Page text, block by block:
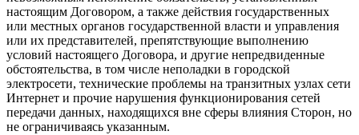
настоящим Договором, а также действия государственных
или местных органов государственной власти и управления
или их представителей, препятствующие выполнению
условий настоящего Договора, и другие непредвиденные
обстоятельства, в том числе неполадки в городской
электросети, технические проблемы на транзитных узлах сети
Интернет и прочие нарушения функционирования сетей
передачи данных, находящихся вне сферы влияния Сторон, но
не ограничиваясь указанным.